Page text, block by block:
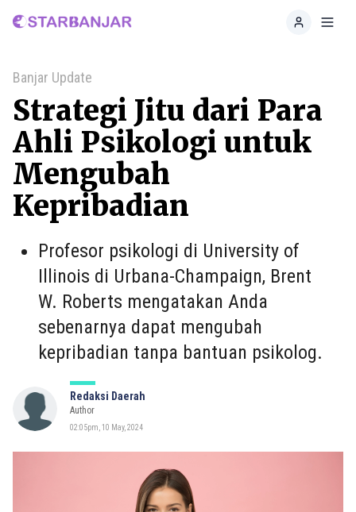
Home
Banjar Update
Strategi Jitu dari Para
Ahli Psikologi untuk
Mengubah
Kepribadian
Profesor psikologi di University of
Illinois di Urbana-Champaign, Brent
W. Roberts mengatakan Anda
sebenarnya dapat mengubah
kepribadian tanpa bantuan psikolog.
Redaksi Daerah
Author
02:05pm, 10 May, 2024